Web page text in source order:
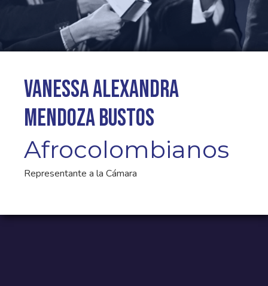
Vanessa Alexandra
Mendoza Bustos
Afrocolombianos
Representante a la Cámara